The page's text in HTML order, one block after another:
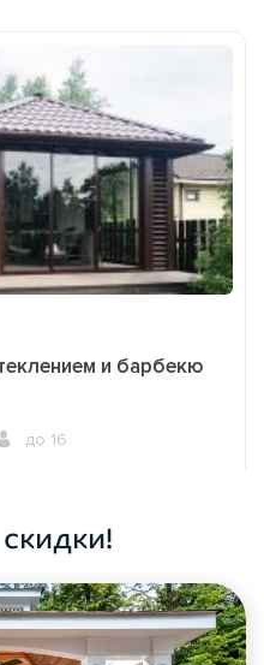
и барбекю
до 16